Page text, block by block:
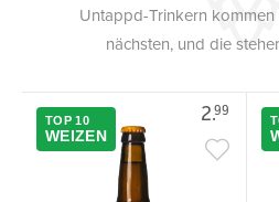
Untappd-Trinkern kommen
nächsten, und die
2.99
TOP 10
WEIZEN